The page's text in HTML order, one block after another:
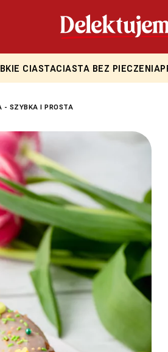
CIASTACIASTA BEZ PIECZENIA
- SZYBKA I PROSTA